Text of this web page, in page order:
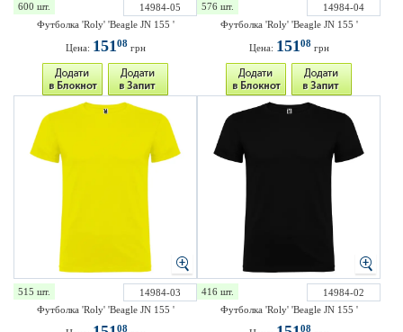
600 шт.
14984-05
Футболка 'Roly' 'Beagle JN 155 '
Цена: 15108грн
576 шт.
14984-04
Футболка 'Roly' 'Beagle JN 155 '
Цена: 15108грн
515 шт.
14984-03
Футболка 'Roly' 'Beagle JN 155 '
08
416 шт.
14984-02
Футболка 'Roly' 'Beagle JN 155 '
08